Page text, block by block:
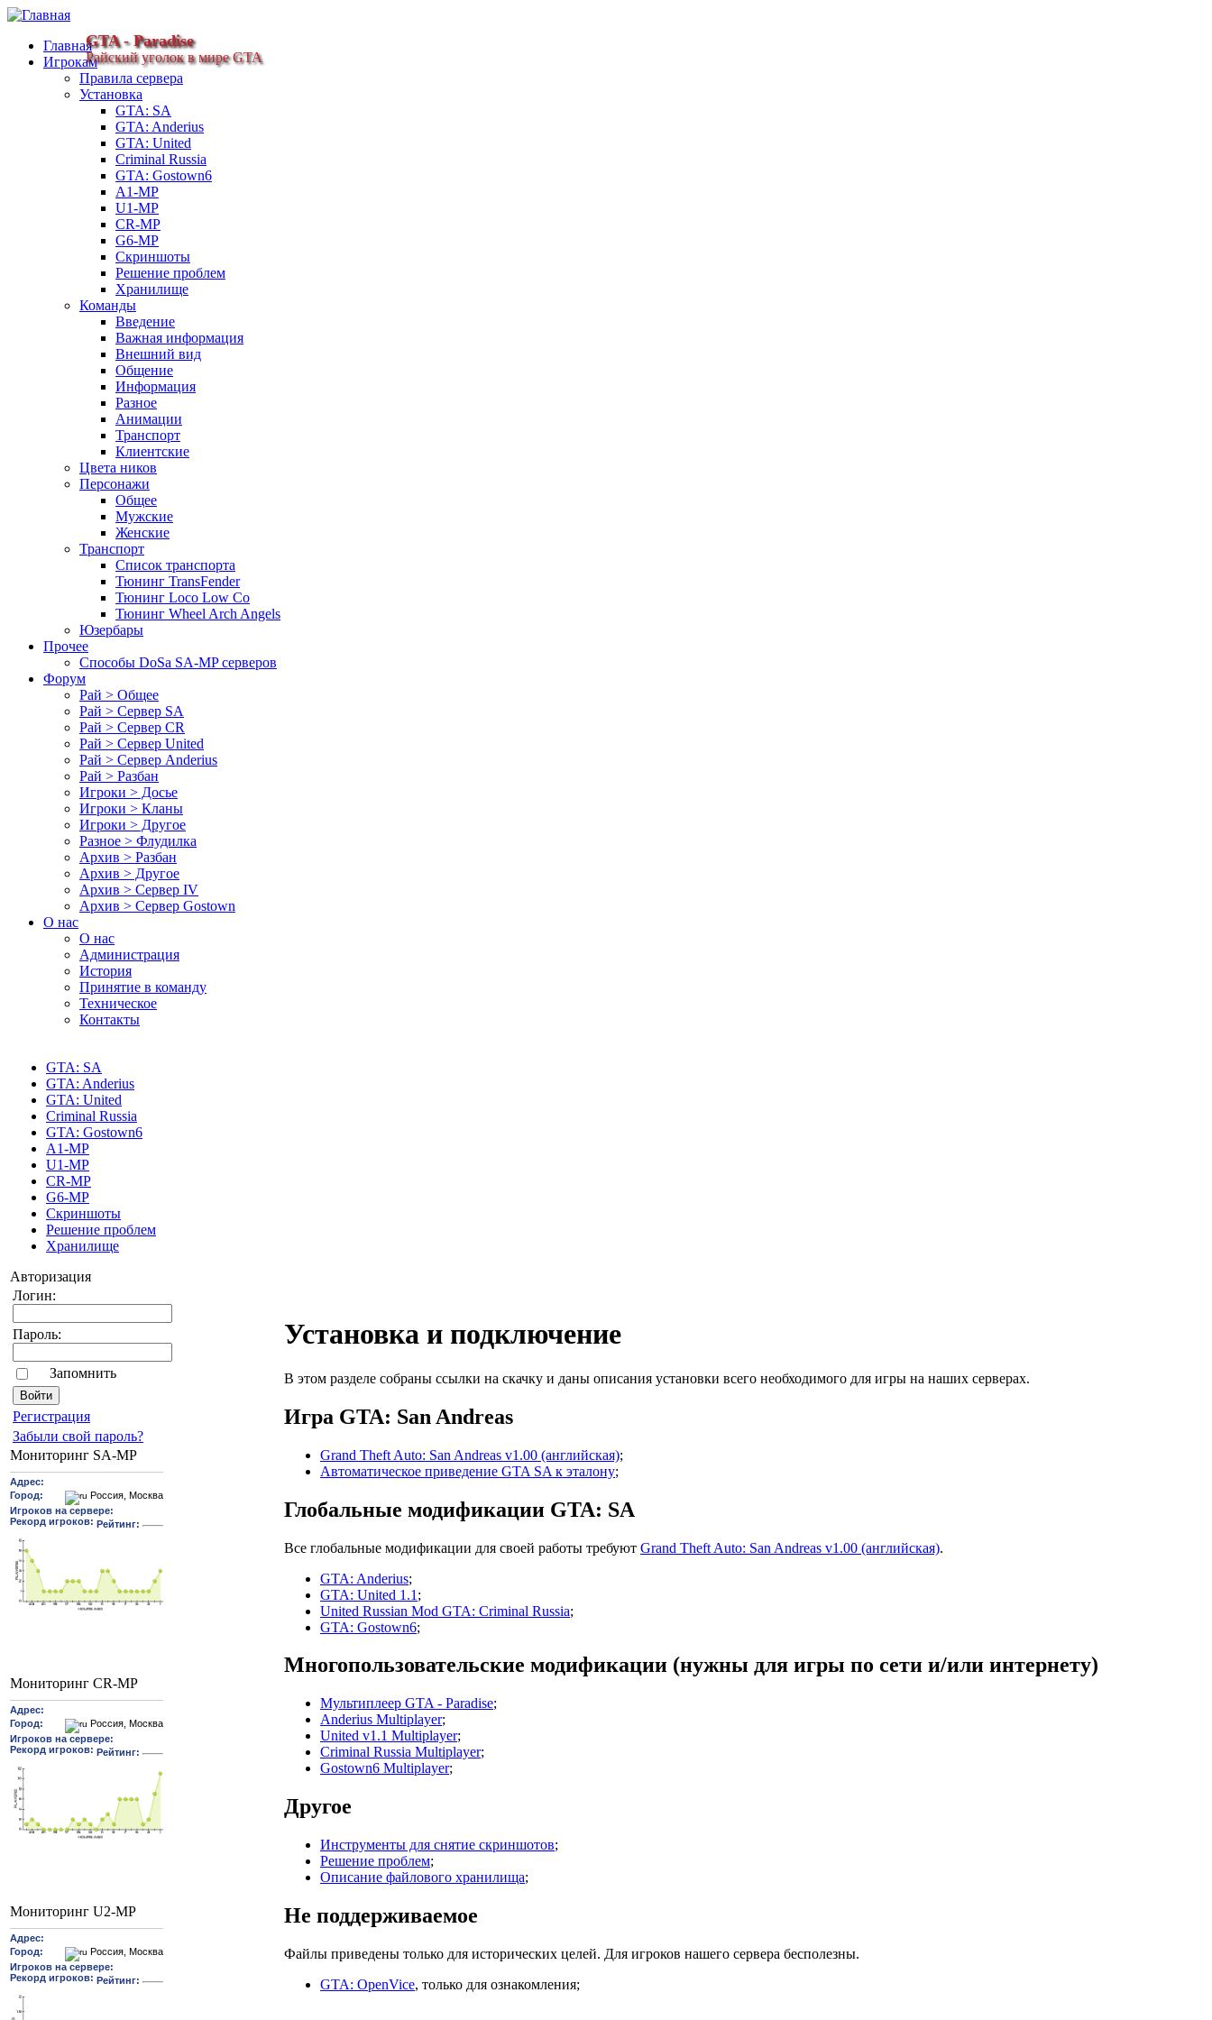
GTA - Paradise
Райский уголок в мире GTA
Главная
Игрокам
Правила сервера
Установка
GTA: SA
GTA: Anderius
GTA: United
Criminal Russia
GTA: Gostown6
A1-MP
U1-MP
CR-MP
G6-MP
Скриншоты
Решение проблем
Хранилище
Команды
Введение
Важная информация
Внешний вид
Общение
Информация
Разное
Анимации
Транспорт
Клиентские
Цвета ников
Персонажи
Общее
Мужские
Женские
Транспорт
Список транспорта
Тюнинг TransFender
Тюнинг Loco Low Co
Тюнинг Wheel Arch Angels
Юзербары
Прочее
Cпособы DoSа SA-MP серверов
Форум
Рай > Общее
Рай > Сервер SA
Рай > Сервер CR
Рай > Сервер United
Рай > Сервер Anderius
Рай > Разбан
Игроки > Досье
Игроки > Кланы
Игроки > Другое
Разное > Флудилка
Архив > Разбан
Архив > Другое
Архив > Сервер IV
Архив > Сервер Gostown
О нас
О нас
Администрация
История
Принятие в команду
Техническое
Контакты
GTA: SA
GTA: Anderius
GTA: United
Criminal Russia
GTA: Gostown6
A1-MP
U1-MP
CR-MP
G6-MP
Скриншоты
Решение проблем
Хранилище
Авторизация
Логин:
Пароль:
Запомнить
Pегиcтрaция
Забыли свой пароль?
Мониторинг SA-MP
Мониторинг CR-MP
Мониторинг U2-MP
Установка и подключение
В этом разделе собраны ссылки на скачку и даны описания установки всего необходимого для игры на наших серверах.
Игра GTA: San Andreas
Grand Theft Auto: San Andreas v1.00 (английская);
Автоматическое приведение GTA SA к эталону;
Глобальные модификации GTA: SA
Все глобальные модификации для своей работы требуют Grand Theft Auto: San Andreas v1.00 (английская).
GTA: Anderius;
GTA: United 1.1 ;
United Russian Mod GTA: Criminal Russia;
GTA: Gostown6;
Многопользовательские модификации (нужны для игры по сети и/или интернету)
Мультиплеер GTA - Paradise;
Anderius Multiplayer;
United v1.1 Multiplayer;
Criminal Russia Multiplayer;
Gostown6 Multiplayer;
Другое
Инструменты для снятие скриншотов;
Решение проблем;
Описание файлового хранилища;
Не поддерживаемое
Файлы приведены только для исторических целей. Для игроков нашего сервера бесполезны.
GTA: OpenVice, только для ознакомления;